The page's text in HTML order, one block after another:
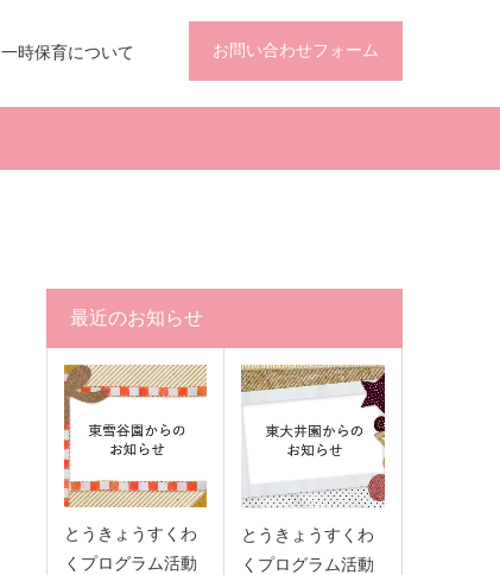
お問い合わせフォーム
一時保育について
最近のお知らせ
とうきょうすくわ
くプログラム活動
とうきょうすくわ
くプログラム活動